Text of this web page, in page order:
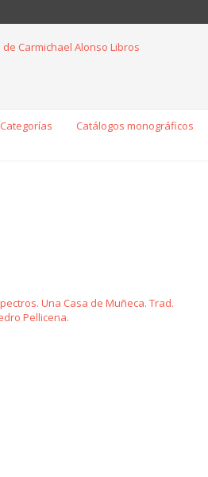
Categorías Catálogos monográficos